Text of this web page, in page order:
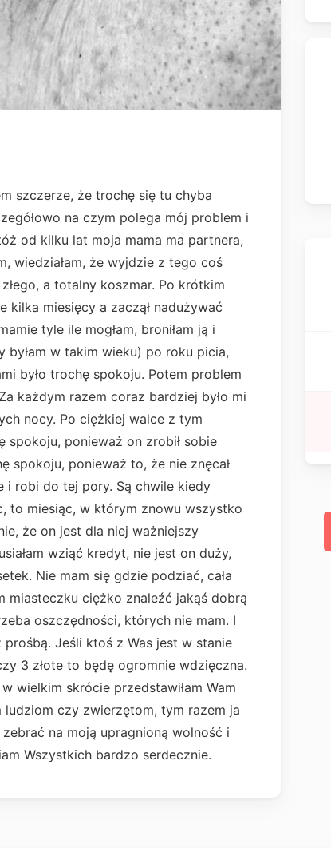
szczerze, że trochę się tu chyba
na czym polega mój problem i
od kilku lat moja mama ma partnera,
wiedziałam, że wyjdzie z tego coś
a totalny koszmar. Po krótkim
kilka miesięcy a zaczął nadużywać
tyle ile mogłam, broniłam ją i
byłam w takim wieku) po roku picia,
było trochę spokoju. Potem problem
każdym razem coraz bardziej było mi
nocy. Po ciężkiej walce z tym
spokoju, ponieważ on zrobił sobie
spokoju, ponieważ to, że nie znęcał
i robi do tej pory. Są chwile kiedy
to miesiąc, w którym znowu wszystko
że on jest dla niej ważniejszy
wziąć kredyt, nie jest on duży,
Nie mam się gdzie podziać, cała
miasteczku ciężko znaleźć jakąś dobrą
oszczędności, których nie mam. I
Jeśli ktoś z Was jest w stanie
3 złote to będę ogromnie wdzięczna.
wielkim skrócie przedstawiłam Wam
ludziom czy zwierzętom, tym razem ja
na moją upragnioną wolność i
Wszystkich bardzo serdecznie.